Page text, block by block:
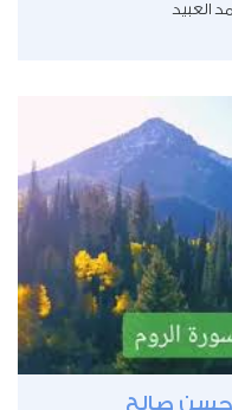
العبيد
حسن صالح